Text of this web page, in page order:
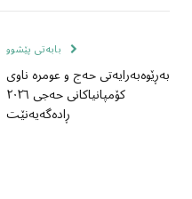
بابەتی پێشوو
بەڕێوەبەرایەتی حەج و عومرە ناوی
کۆمپانیاکانی حەجی ٢٠٢٦
ڕادەگەیەنێت